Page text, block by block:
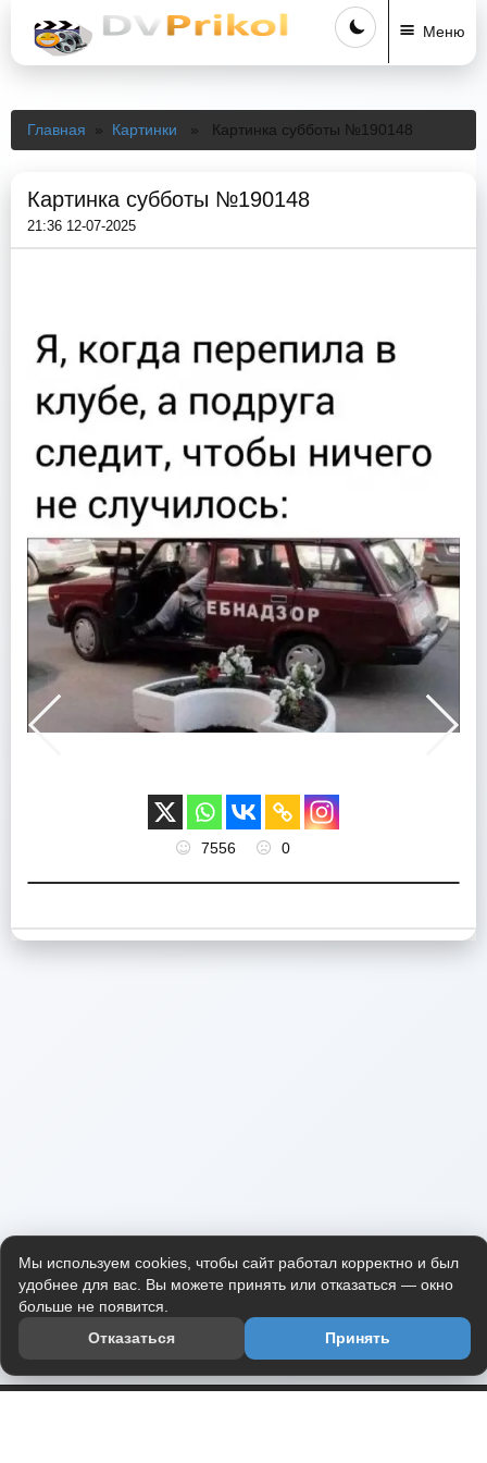
Меню
Главная » Картинки » Картинка субботы №190148
Картинка субботы №190148
21:36 12-07-2025
7556 0
Мы используем cookies, чтобы сайт работал корректно и был
удобнее для вас. Вы можете принять или отказаться — окно
больше не появится.
Отказаться
Принять